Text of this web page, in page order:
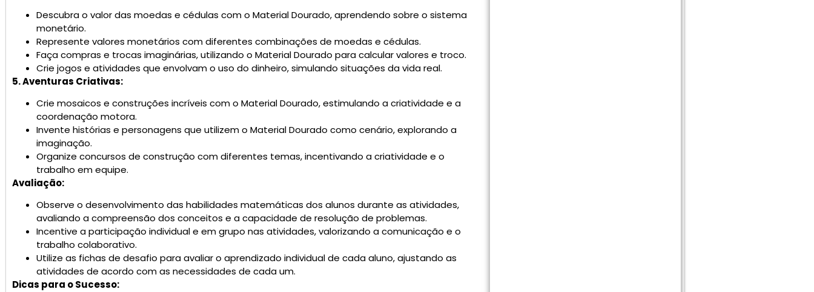
Descubra o valor das moedas e cédulas com o Material Dourado, aprendendo sobre o sistema
monetário.
Represente valores monetários com diferentes combinações de moedas e cédulas.
Faça compras e trocas imaginárias, utilizando o Material Dourado para calcular valores e troco.
Crie jogos e atividades que envolvam o uso do dinheiro, simulando situações da vida real.
5. Aventuras Criativas:
Crie mosaicos e construções incríveis com o Material Dourado, estimulando a criatividade e a
coordenação motora.
Invente histórias e personagens que utilizem o Material Dourado como cenário, explorando a
imaginação.
Organize concursos de construção com diferentes temas, incentivando a criatividade e o
trabalho em equipe.
Avaliação:
Observe o desenvolvimento das habilidades matemáticas dos alunos durante as atividades,
avaliando a compreensão dos conceitos e a capacidade de resolução de problemas.
Incentive a participação individual e em grupo nas atividades, valorizando a comunicação e o
trabalho colaborativo.
Utilize as fichas de desafio para avaliar o aprendizado individual de cada aluno, ajustando as
atividades de acordo com as necessidades de cada um.
Dicas para o Sucesso: